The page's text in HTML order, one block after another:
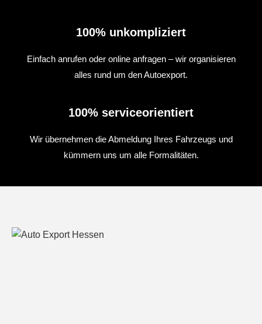
100% unkompliziert
Einfach anrufen oder online anfragen – wir organisieren
alles rund um den Autoexport.
100% serviceorientiert
Wir übernehmen die Abmeldung Ihres Fahrzeugs und
kümmern uns um alle Formalitäten.